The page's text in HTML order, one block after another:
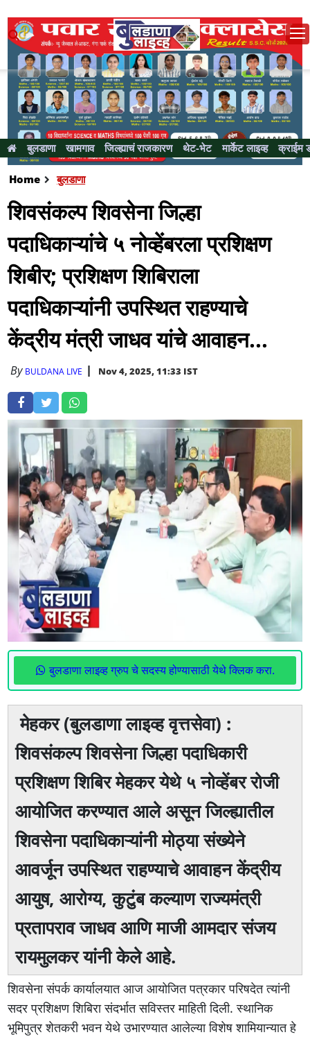
बुलडाणा खामगाव जिल्ह्याचं राजकारण थेट-भेट मार्केट लाइव्ह क्राईम
Home बुलडाणा
शिवसंकल्प शिवसेना जिल्हा
पदाधिकाऱ्यांचे ५ नाेव्हेंबरला प्रशिक्षण
शिबीर; प्रशिक्षण शिबिराला
पदाधिकाऱ्यांनी उपस्थित राहण्याचे
केंद्रीय मंत्री जाधव यांचे आवाहन...
By BULDANA LIVE Nov 4, 2025, 11:33 IST
बुलडाणा लाइव्ह ग्रुप चे सदस्य होण्यासाठी येथे क्लिक करा.
मेहकर (बुलडाणा लाइव्ह वृत्तसेवा) :
शिवसंकल्प शिवसेना जिल्हा पदाधिकारी
प्रशिक्षण शिबिर मेहकर येथे ५ नोव्हेंबर रोजी
आयोजित करण्यात आले असून जिल्ह्यातील
शिवसेना पदाधिकाऱ्यांनी मोठ्या संख्येने
आवर्जून उपस्थित राहण्याचे आवाहन केंद्रीय
आयुष, आरोग्य, कुटुंब कल्याण राज्यमंत्री
प्रतापराव जाधव आणि माजी आमदार संजय
रायमुलकर यांनी केले आहे.
शिवसेना संपर्क कार्यालयात आज आयोजित पत्रकार परिषदेत त्यांनी
सदर प्रशिक्षण शिबिरा संदर्भात सविस्तर माहिती दिली. स्थानिक
भूमिपुत्र शेतकरी भवन येथे उभारण्यात आलेल्या विशेष शामियान्यात हे